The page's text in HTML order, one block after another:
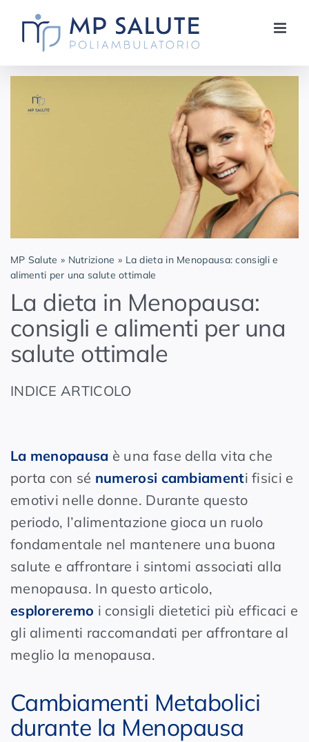
contenuto
MP Salute » Nutrizione » La dieta in Menopausa: consigli e
alimenti per una salute ottimale
La dieta in Menopausa:
consigli e alimenti per una
salute ottimale
INDICE ARTICOLO
La menopausa è una fase della vita che
porta con sé numerosi cambiamenti fisici e
emotivi nelle donne. Durante questo
periodo, l’alimentazione gioca un ruolo
fondamentale nel mantenere una buona
salute e affrontare i sintomi associati alla
menopausa. In questo articolo,
esploreremo i consigli dietetici più efficaci e
gli alimenti raccomandati per affrontare al
meglio la menopausa.
Cambiamenti Metabolici
durante la Menopausa